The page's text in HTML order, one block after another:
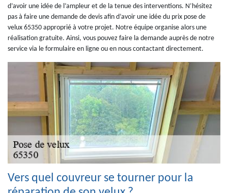
d’avoir une idée de l’ampleur et de la tenue des interventions. N’hésitez
pas à faire une demande de devis afin d’avoir une idée du prix pose de
velux 65350 approprié à votre projet. Notre équipe organise alors une
réalisation gratuite. Ainsi, vous pouvez faire la demande auprès de notre
service via le formulaire en ligne ou en nous contactant directement.
Vers quel couvreur se tourner pour la